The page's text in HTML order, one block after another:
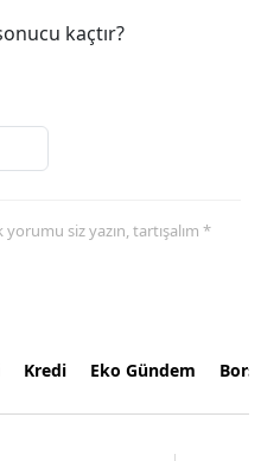
kaçtır?
siz yazın, tartışalım *
Kredi Eko Gündem